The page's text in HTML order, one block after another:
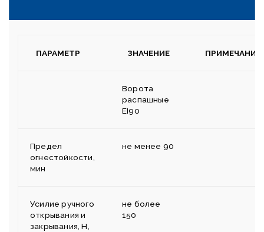
ПАРАМЕТР ЗНАЧЕНИЕ ПРИМЕЧАНИЕ
Ворота
распашные
EI90
Предел
огнестойкости,
мин
не менее 90
Усилие ручного
открывания и
закрывания, Н,
не более
150